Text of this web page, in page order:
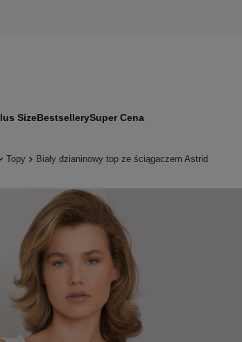
SizeBestsellerySuper Cena
Topy Biały dzianinowy top ze ściągaczem Astrid